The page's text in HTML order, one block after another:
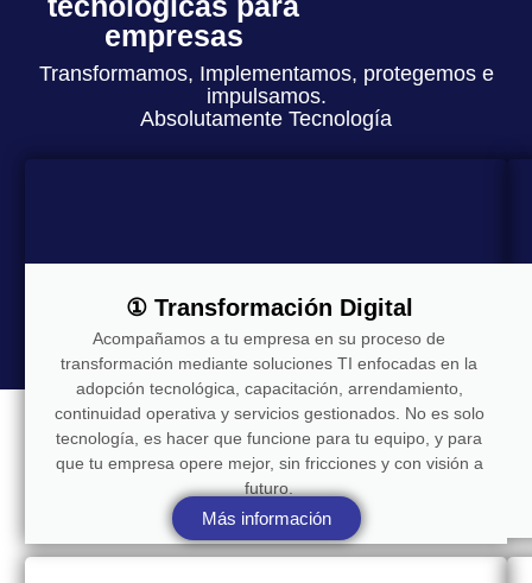
empresas
Transformamos, Implementamos, protegemos e
impulsamos.
Absolutamente Tecnología
① Transformación Digital
Acompañamos a tu empresa en su proceso de
transformación mediante soluciones TI enfocadas en la
adopción tecnológica, capacitación, arrendamiento,
continuidad operativa y servicios gestionados. No es solo
tecnología, es hacer que funcione para tu equipo, y para
que tu empresa opere mejor, sin fricciones y con visión a
futuro.
Más información